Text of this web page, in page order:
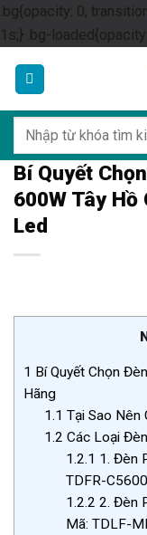
.bg{opacity: 0;
1s;} .bg-
kiếm:
Bí Quyết
600W Tây
Led
1 Bí Quyết Chọn
Hãng
1.1 Tại Sao Nên
1.2 Các Loại
1.2.1 1. Đèn
TDFR-C5600
1.2.2 2. Đèn
Mã: TDLF-